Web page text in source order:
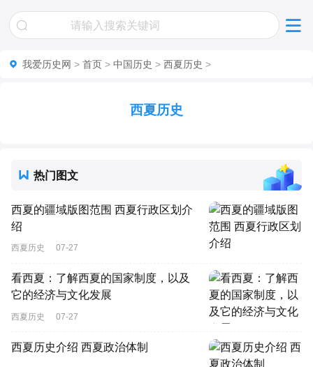
我爱历史网 > 首页 > 中国历史 > 西夏历史 >
西夏历史
热门图文
西夏的疆域版图范围 西夏行政区划介
绍
西夏历史 07-27
看西夏：了解西夏的国家制度，以及
它的经济与文化发展
西夏历史 07-27
西夏历史介绍 西夏政治体制